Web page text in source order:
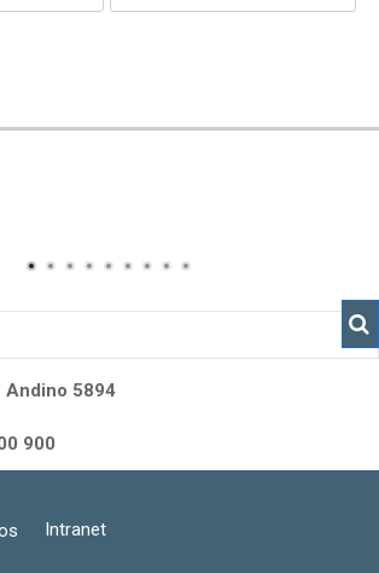
Andino 5894
900
Intranet